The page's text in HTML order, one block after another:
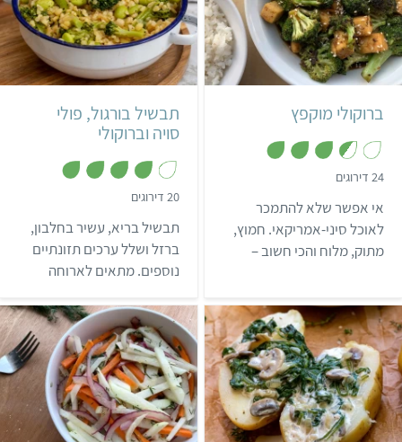
קל 30 דקות
3 מנות סיני אמריקאי
ברוקולי מוקפץ
24 דירוגים
.
5
מ
ת
ו
אי אפשר שלא להתמכר
לאוכל סיני-אמריקאי. חמוץ,
מתוק, מלוח והכי חשוב –
להתחיל לאהוב🤩!
קל
תבשיל בורגול, פולי
סויה וברוקולי
20 דירוגים
.
1
מ
ת
ו
תבשיל בריא, עשיר בחלבון,
ברזל ושלל ערכים תזונתיים
נוספים. מתאים לארוחה
לכם להתפנק.
בינוני שעה ו-10 דקות קל 10 דקות